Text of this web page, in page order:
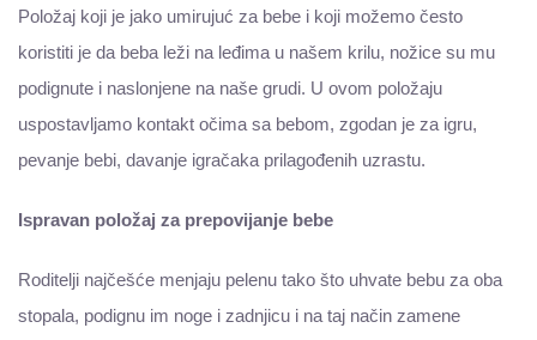
Položaj koji je jako umirujuć za bebe i koji možemo često
koristiti je da beba leži na leđima u našem krilu, nožice su mu
podignute i naslonjene na naše grudi. U ovom položaju
uspostavljamo kontakt očima sa bebom, zgodan je za igru,
pevanje bebi, davanje igračaka prilagođenih uzrastu.
Ispravan položaj za prepovijanje bebe
Roditelji najčešće menjaju pelenu tako što uhvate bebu za oba
stopala, podignu im noge i zadnjicu i na taj način zamene